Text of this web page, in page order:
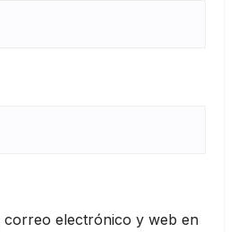
correo electrónico y web en